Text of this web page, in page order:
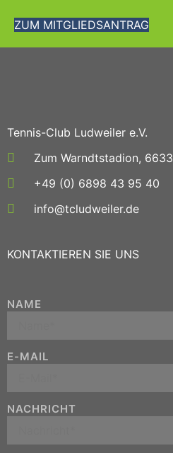
ZUM MITGLIEDSANTRAG
Tennis-Club Ludweiler e.V.
Zum Warndtstadion,
+49 (0) 6898 43 95 40
info@tcludweiler.de
KONTAKTIEREN SIE UNS
NAME
E-MAIL
NACHRICHT